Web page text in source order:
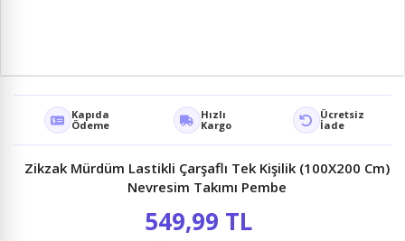
Kapıda
Ödeme
Hızlı
Kargo
Ücretsiz
İade
Zikzak Mürdüm Lastikli Çarşaflı Tek Kişilik (100X200 Cm)
Nevresim Takımı Pembe
549,99 TL